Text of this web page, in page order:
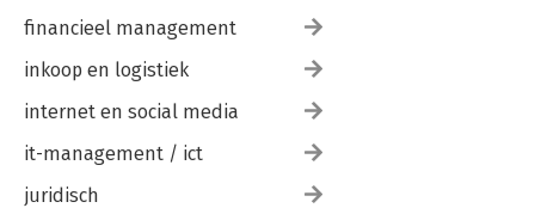
financieel management
inkoop en logistiek
internet en social media
it-management / ict
juridisch